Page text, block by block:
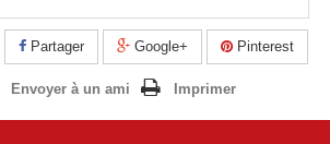
Agrandir l'image
Partager Google+ Pinterest
Envoyer à un ami Imprimer